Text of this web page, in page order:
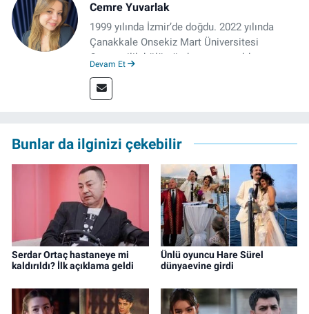
Cemre Yuvarlak
1999 yılında İzmir’de doğdu. 2022 yılında
Çanakkale Onsekiz Mart Üniversitesi
Gazetecilik bölümünden mezun oldu.
Yüksek Lisansına devam eden gazeteci, 2022
yılında İzmir’de mesleğe başladı. Meslek
hayatına ise izgazete.net’te haber editörü
olarak devam ediyor.
Devam Et
Bunlar da ilginizi çekebilir
Serdar Ortaç hastaneye mi
kaldırıldı? İlk açıklama geldi
Ünlü oyuncu Hare Sürel
dünyaevine girdi